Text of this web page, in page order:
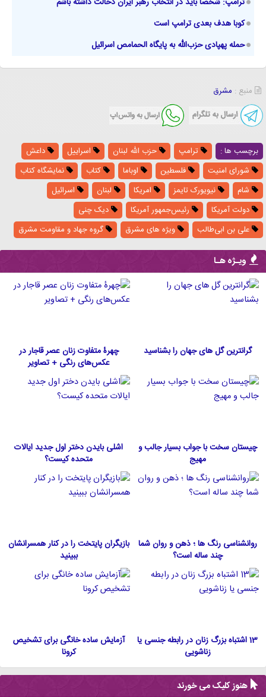
​کوبا هدف بعدی ترامپ است
حمله پهپادی حزب‌الله به پایگاه الحمامص اسرائیل
منبع : مشرق
برچسب ها : ترامپ حزب الله لبنان اسراییل
داعش
شورای امنیت
فلسطین اوباما کتاب
نمایشگاه کتاب
شام
نیویورک تایمز امریکا لبنان
اسرائیل
دولت آمریکا
رئیس‌جمهور آمریکا
دیک چنی
علی بن ابی‌طالب
ویژه های مشرق گروه جهاد و مقاومت مشرق
ویـژه هـا
گرانترین گل های جهان را بشناسید
چهرۀ متفاوت زنان عصر قاجار در
عکس‌های رنگی + تصاویر
چیستان سخت با جواب بسیار جالب و
مهیج
اشلی بایدن دختر اول جدید ایالات
متحده كيست؟
روانشناسی رنگ ها ؛ ذهن و روان شما
چند ساله است؟
بازیگران پایتخت را در کنار همسرانشان
ببینید
13 اشتباه بزرگ زنان در رابطه جنسی یا
زناشویی
آزمایش ساده خانگی برای تشخیص
کرونا
هنوز کلیک می خورند